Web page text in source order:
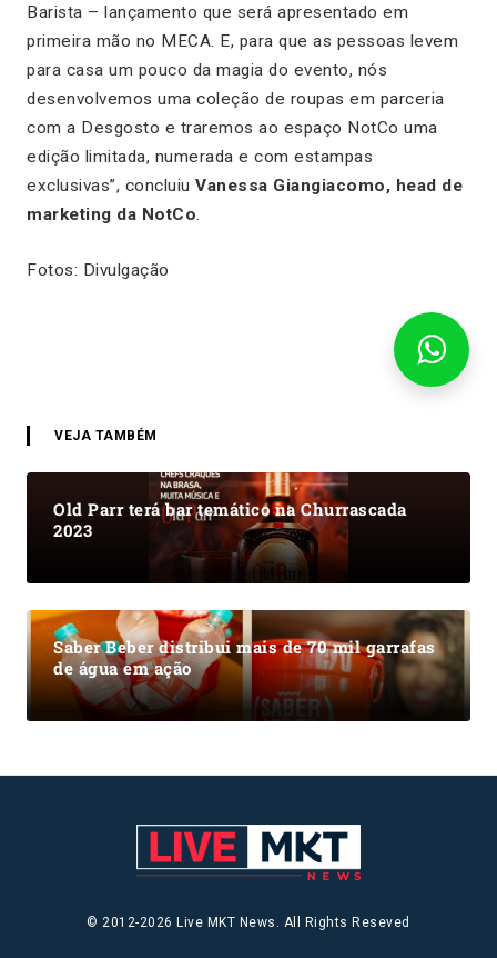
Barista – lançamento que será apresentado em
primeira mão no MECA. E, para que as pessoas levem
para casa um pouco da magia do evento, nós
desenvolvemos uma coleção de roupas em parceria
com a Desgosto e traremos ao espaço NotCo uma
edição limitada, numerada e com estampas
exclusivas”, concluiu Vanessa Giangiacomo, head de
marketing da NotCo.
Fotos: Divulgação
VEJA TAMBÉM
Old Parr terá bar temático na Churrascada
2023
Saber Beber distribui mais de 70 mil garrafas
de água em ação
© 2012-2026 Live MKT News. All Rights Reseved